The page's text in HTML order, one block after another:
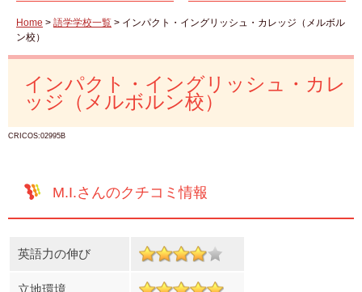
Home > 語学学校一覧 > インパクト・イングリッシュ・カレッジ（メルボル
ン校）
インパクト・イングリッシュ・カレ
ッジ（メルボルン校）
CRICOS:02995B
M.I.さんのクチコミ情報
英語力の伸び
立地環境